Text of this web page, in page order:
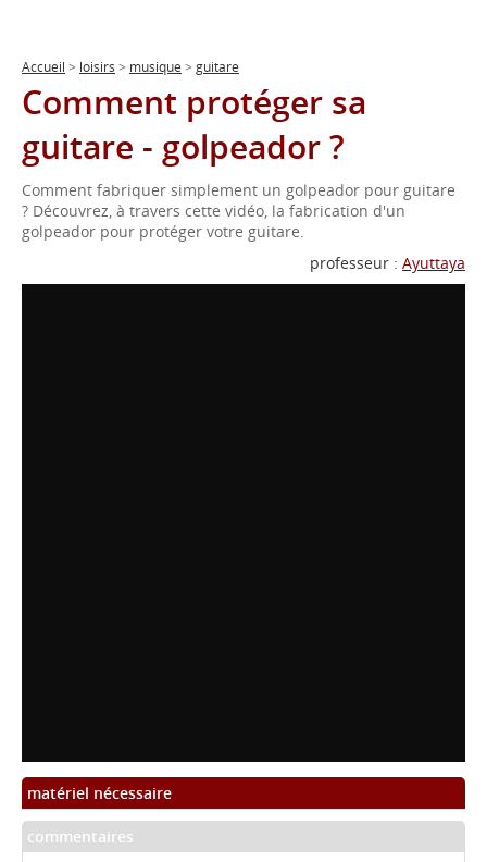
Accueil > loisirs > musique > guitare
Comment protéger sa
guitare - golpeador ?
Comment fabriquer simplement un golpeador pour guitare
? Découvrez, à travers cette vidéo, la fabrication d'un
golpeador pour protéger votre guitare.
professeur : Ayuttaya
matériel nécessaire
commentaires